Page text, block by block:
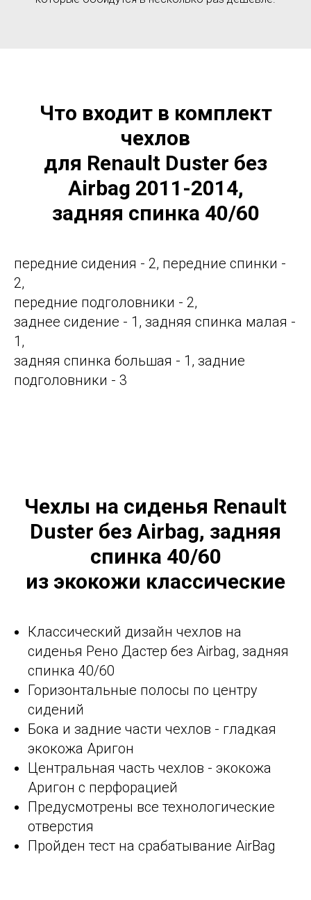
Что входит в комплект
чехлов
для Renault Duster без
Airbag 2011-2014,
задняя спинка 40/60
передние сидения - 2, передние спинки -
2,
передние подголовники - 2,
заднее сидение - 1, задняя спинка малая -
1,
задняя спинка большая - 1, задние
подголовники - 3
Чехлы на сиденья Renault
Duster без Airbag, задняя
спинка 40/60
из экокожи классические
Классический дизайн чехлов на
сиденья Рено Дастер без Airbag, задняя
спинка 40/60
Горизонтальные полосы по центру
сидений
Бока и задние части чехлов - гладкая
экокожа Аригон
Центральная часть чехлов - экокожа
Аригон с перфорацией
Предусмотрены все технологические
отверстия
Пройден тест на срабатывание AirBag